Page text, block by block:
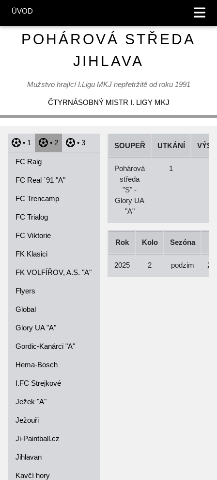
ÚVOD
POHÁROVÁ STŘEDA
JIHLAVA
Mužstvo hrající I.Ligu MKJ nepřetržitě od roku 1991
ČTYRNÁSOBNÝ MISTR I. LIGY MKJ
• 1 • 2 • 3
FC Raig
FC Real ´91 "A"
FC Trencamp
FC Trialog
FC Viktorie
FK Klasici
FK VOLFÍŘOV, A.S. "A"
Flyers
Global
Glory UA "A"
Gordic-Kanárci "A"
Hema-Bosch
I.FC Strejkové
Ježek "A"
Ježouři
Ji-Paintball.cz
Jihlavan
Kavčí hory
SOUPEŘ UTKÁNÍ
Pohárová
středa
"S" -
Glory UA
"A"
1
Rok Kolo Sezóna
2025 2 podzim